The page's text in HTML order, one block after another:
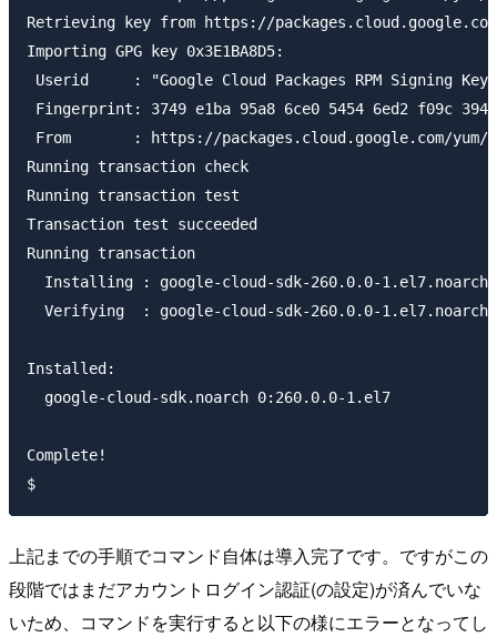
Retrieving key from https://
Importing GPG key 0x3E1BA8D5:
Userid     : "Google Cloud Packages RPM Signing Key
Fingerprint: 3749 e1ba 95a8 6ce0 5454 6ed2 f09c
From       : https://packages.cloud.google.com/yum/
Running transaction check
Running transaction test
Transaction test succeeded
Running transaction
Installing : google-cloud-sdk-260.0.0-
Verifying  : google-cloud-sdk-260.0.0-
Installed:
google-cloud-
Complete!
上記までの手順でコマンド自体は導入完了です。ですがこの
段階ではまだアカウントログイン認証(の設定)が済んでいな
いため、コマンドを実行すると以下の様にエラーとなってし